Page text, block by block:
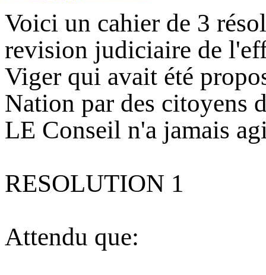
Voici un cahier de 3
revision judiciaire de
Viger qui avait été
Nation par des citoyens
LE Conseil n'a jamais
RESOLUTION 1
Attendu que: